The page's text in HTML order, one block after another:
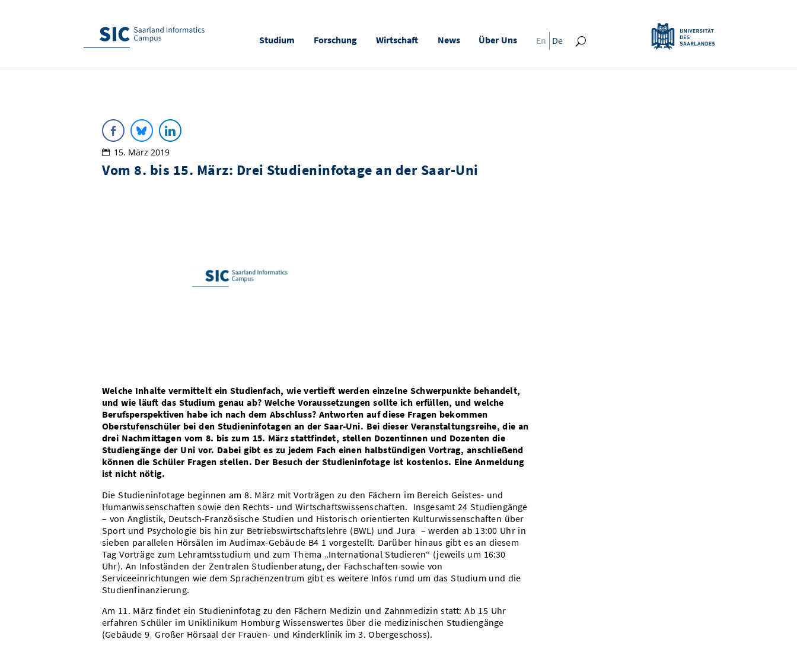
Studium Forschung Wirtschaft News Über Uns En De
15. März 2019
Vom 8. bis 15. März: Drei Studieninfotage an der Saar-Uni
Welche Inhalte vermittelt ein Studienfach, wie vertieft werden einzelne Schwerpunkte behandelt,
und wie läuft das Studium genau ab? Welche Voraussetzungen sollte ich erfüllen, und welche
Berufsperspektiven habe ich nach dem Abschluss? Antworten auf diese Fragen bekommen
Oberstufenschüler bei den Studieninfotagen an der Saar-Uni. Bei dieser Veranstaltungsreihe, die an
drei Nachmittagen vom 8. bis zum 15. März stattfindet, stellen Dozentinnen und Dozenten die
Studiengänge der Uni vor. Dabei gibt es zu jedem Fach einen halbstündigen Vortrag, anschließend
können die Schüler Fragen stellen. Der Besuch der Studieninfotage ist kostenlos. Eine Anmeldung
ist nicht nötig.
Die Studieninfotage beginnen am 8. März mit Vorträgen zu den Fächern im Bereich Geistes- und
Humanwissenschaften sowie den Rechts- und Wirtschaftswissenschaften. Insgesamt 24 Studiengänge
– von Anglistik, Deutsch-Französische Studien und Historisch orientierten Kulturwissenschaften über
Sport und Psychologie bis hin zur Betriebswirtschaftslehre (BWL) und Jura – werden ab 13:00 Uhr in
sieben parallelen Hörsälen im Audimax-Gebäude B4 1 vorgestellt. Darüber hinaus gibt es an diesem
Tag Vorträge zum Lehramtsstudium und zum Thema „International Studieren“ (jeweils um 16:30
Uhr). An Infoständen der Zentralen Studienberatung, der Fachschaften sowie von
Serviceeinrichtungen wie dem Sprachenzentrum gibt es weitere Infos rund um das Studium und die
Studienfinanzierung.
Am 11. März findet ein Studieninfotag zu den Fächern Medizin und Zahnmedizin statt: Ab 15 Uhr
erfahren Schüler im Uniklinikum Homburg Wissenswertes über die medizinischen Studiengänge
(Gebäude 9, Großer Hörsaal der Frauen- und Kinderklinik im 3. Obergeschoss).